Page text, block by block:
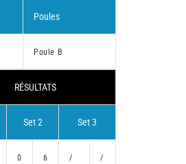
Poules
Poule B
RÉSULTATS
Set 2 Set 3
0 6 / /